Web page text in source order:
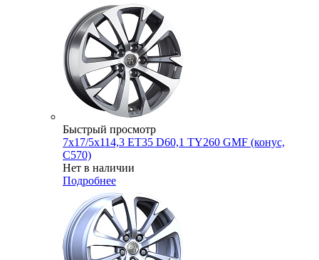
Быстрый просмотр
7x17/5x114,3 ET35 D60,1 TY260 GMF (конус,
C570)
Нет в наличии
Подробнее